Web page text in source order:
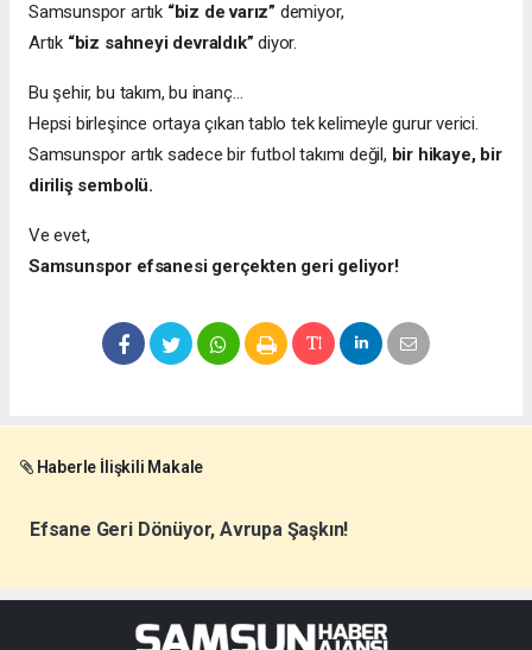
Samsunspor artık “biz de varız” demiyor,
Artık “biz sahneyi devraldık” diyor.
Bu şehir, bu takım, bu inanç…
Hepsi birleşince ortaya çıkan tablo tek kelimeyle gurur verici.
Samsunspor artık sadece bir futbol takımı değil, bir hikaye, bir
diriliş sembolü.
Ve evet,
Samsunspor efsanesi gerçekten geri geliyor!
Haberle İlişkili Makale
Efsane Geri Dönüyor, Avrupa Şaşkın!